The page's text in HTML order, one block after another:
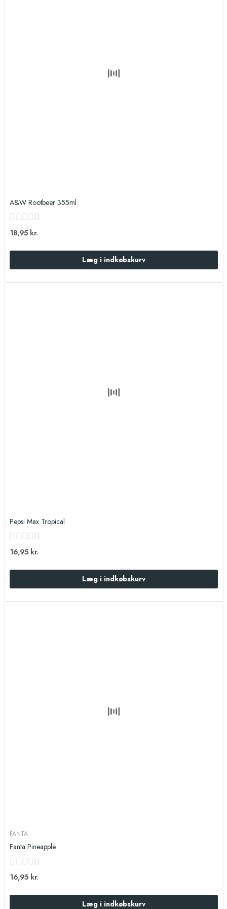
A&W Rootbeer 355ml
18,95 kr.
Læg i indkøbskurv
Pepsi Max Tropical
16,95 kr.
Læg i indkøbskurv
FANTA
Fanta Pineapple
16,95 kr.
Læg i indkøbskurv